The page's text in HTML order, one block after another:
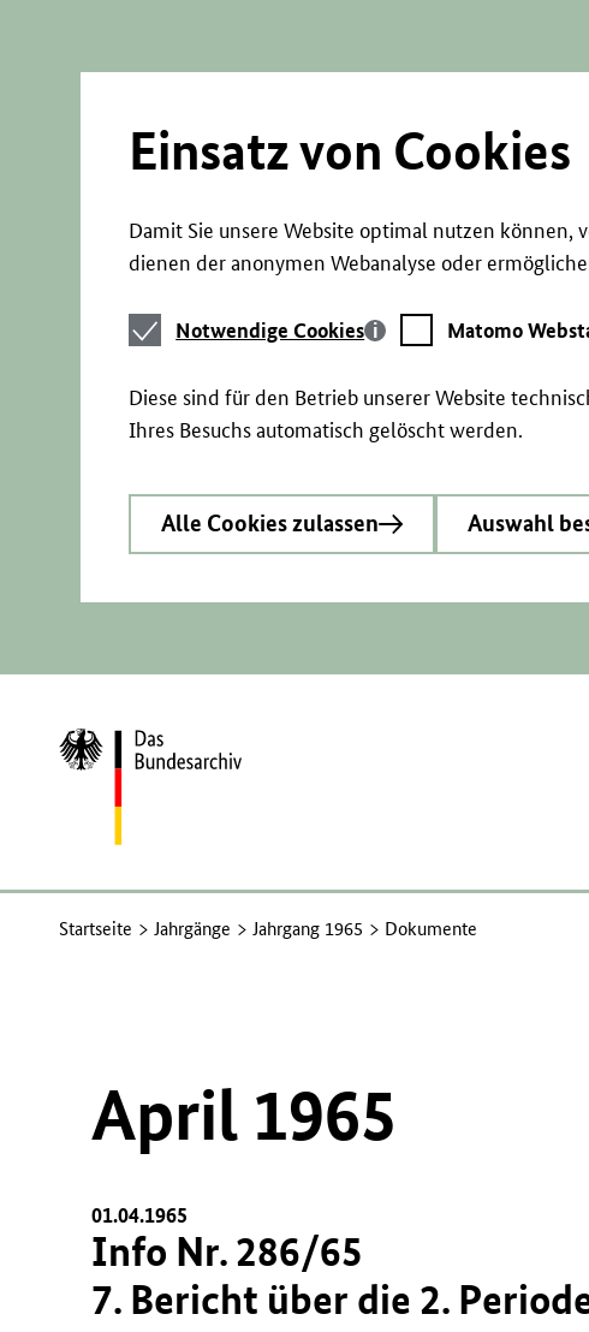
Einsatz von Cookies
Damit Sie unsere Website optimal nutzen können,
dienen der anonymen Webanalyse oder
Notwendige
Cookies
Notwendige Cookies
Matomo
Webstatistik
Matomo
Diese sind für den Betrieb unserer Website
Ihres Besuchs automatisch gelöscht werden.
Alle Cookies zulassen Auswahl
Zur
Startseite
Startseite Jahrgänge Jahrgang 1965 Dokumente
April 1965
01.04.1965
Info Nr. 286/65
7. Bericht über die 2.